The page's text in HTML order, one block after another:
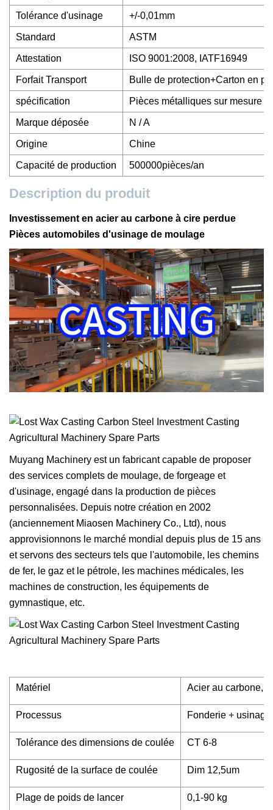
Tolérance d'usinage +/-0,01mm
Standard ASTM
Attestation ISO 9001:2008, IATF16949
Forfait Transport Bulle de protection+Carton en
spécification Pièces métalliques sur mesure
Marque déposée N / A
Origine Chine
Capacité de production 500000pièces/an
Description du produit
Investissement en acier au carbone à cire perdue
Pièces automobiles d'usinage de moulage
Muyang Machinery est un fabricant capable de proposer
des services complets de moulage, de forgeage et
d'usinage, engagé dans la production de pièces
personnalisées. Depuis notre création en 2002
(anciennement Miaosen Machinery Co., Ltd), nous
approvisionnons le marché mondial depuis plus de 15 ans
et servons des secteurs tels que l'automobile, les chemins
de fer, le gaz et le pétrole, les machines médicales, les
machines de construction, les équipements de
gymnastique, etc.
Matériel Acier au carbone,
Processus Fonderie +
Tolérance des dimensions de coulée CT 6-8
Rugosité de la surface de coulée Dim 12,5um
Plage de poids de lancer 0,1-90 kg